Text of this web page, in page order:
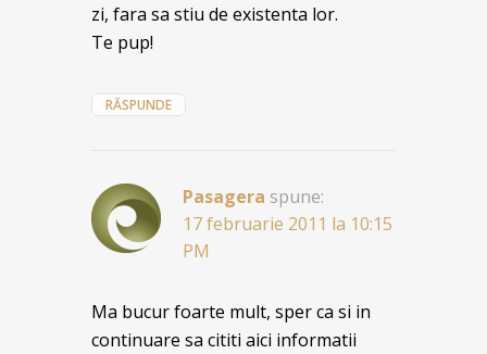
zi, fara sa stiu de existenta lor.
Te pup!
RĂSPUNDE
Pasagera spune:
17 februarie 2011 la 10:15
PM
Ma bucur foarte mult, sper ca si in
continuare sa cititi aici informatii